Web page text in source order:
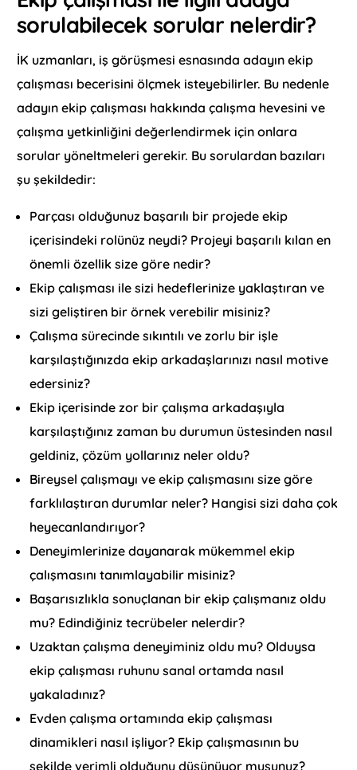
sorulabilecek sorular nelerdir?
İK uzmanları, iş görüşmesi esnasında adayın ekip
çalışması becerisini ölçmek isteyebilirler. Bu nedenle
adayın ekip çalışması hakkında çalışma hevesini ve
çalışma yetkinliğini değerlendirmek için onlara
sorular yöneltmeleri gerekir. Bu sorulardan bazıları
şu şekildedir:
Parçası olduğunuz başarılı bir projede ekip
içerisindeki rolünüz neydi? Projeyi başarılı kılan en
önemli özellik size göre nedir?
Ekip çalışması ile sizi hedeflerinize yaklaştıran ve
sizi geliştiren bir örnek verebilir misiniz?
Çalışma sürecinde sıkıntılı ve zorlu bir işle
karşılaştığınızda ekip arkadaşlarınızı nasıl motive
edersiniz?
Ekip içerisinde zor bir çalışma arkadaşıyla
karşılaştığınız zaman bu durumun üstesinden nasıl
geldiniz, çözüm yollarınız neler oldu?
Bireysel çalışmayı ve ekip çalışmasını size göre
farklılaştıran durumlar neler? Hangisi sizi daha çok
heyecanlandırıyor?
Deneyimlerinize dayanarak mükemmel ekip
çalışmasını tanımlayabilir misiniz?
Başarısızlıkla sonuçlanan bir ekip çalışmanız oldu
mu? Edindiğiniz tecrübeler nelerdir?
Uzaktan çalışma deneyiminiz oldu mu? Olduysa
ekip çalışması ruhunu sanal ortamda nasıl
yakaladınız?
Evden çalışma ortamında ekip çalışması
dinamikleri nasıl işliyor? Ekip çalışmasının bu
şekilde verimli olduğunu düşünüyor musunuz?